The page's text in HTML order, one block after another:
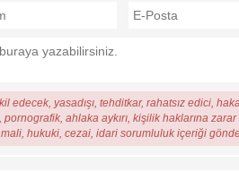
edecek, yasadışı, tehditkar, rahatsız edici,
pornografik, ahlaka aykırı, kişilik haklarına
hukuki, cezai, idari sorumluluk içeriği